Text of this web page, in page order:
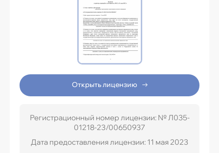
Открыть лицензию
Регистрационный номер лицензии: № Л035-
01218-23/00650937
Дата предоставления лицензии: 11 мая 2023